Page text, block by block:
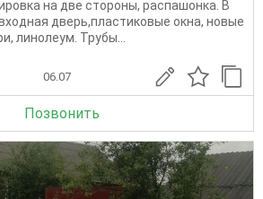
на две стороны, распашонка. В
дверь,пластиковые окна, новые
линолеум. Трубы...
06.07
Позвонить